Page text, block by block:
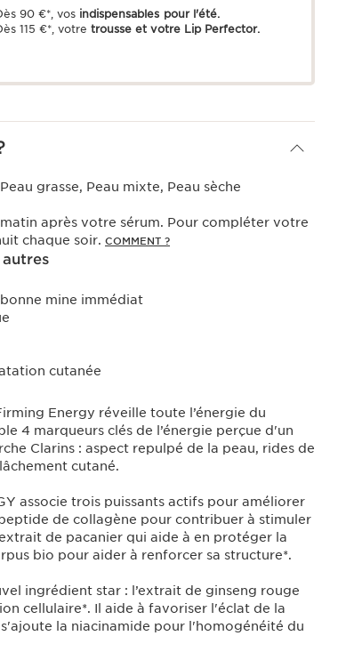
90 €*, vos indispensables pour l'été.
115 €*, votre trousse et votre Lip Perfector.
grasse, Peau mixte, Peau sèche
après votre sérum. Pour compléter votre
chaque soir. COMMENT ?
mine immédiat
cutanée
Energy réveille toute l’énergie du
4 marqueurs clés de l’énergie perçue d'un
Clarins : aspect repulpé de la peau, rides de
cutané.
associe trois puissants actifs pour améliorer
de collagène pour contribuer à stimuler
de pacanier qui aide à en protéger la
bio pour aider à renforcer sa structure*.
ingrédient star : l’extrait de ginseng rouge
cellulaire*. Il aide à favoriser l'éclat de la
la niacinamide pour l'homogénéité du